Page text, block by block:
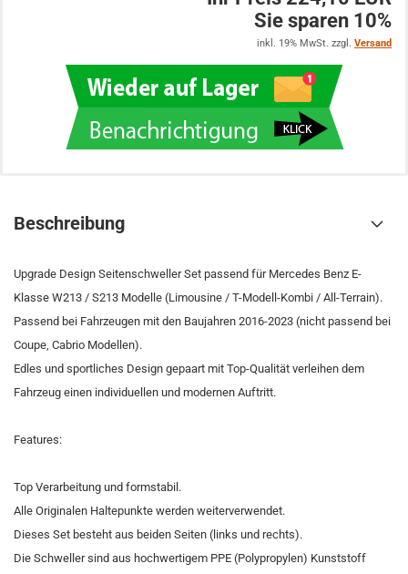
Sie sparen 10%
inkl. 19% MwSt. zzgl. Versand
Beschreibung
Upgrade Design Seitenschweller Set passend für Mercedes Benz E-
Klasse W213 / S213 Modelle (Limousine / T-Modell-Kombi / All-Terrain).
Passend bei Fahrzeugen mit den Baujahren 2016-2023 (nicht passend bei
Coupe, Cabrio Modellen).
Edles und sportliches Design gepaart mit Top-Qualität verleihen dem
Fahrzeug einen individuellen und modernen Auftritt.
Features:
Top Verarbeitung und formstabil.
Alle Originalen Haltepunkte werden weiterverwendet.
Dieses Set besteht aus beiden Seiten (links und rechts).
Die Schweller sind aus hochwertigem PPE (Polypropylen) Kunststoff